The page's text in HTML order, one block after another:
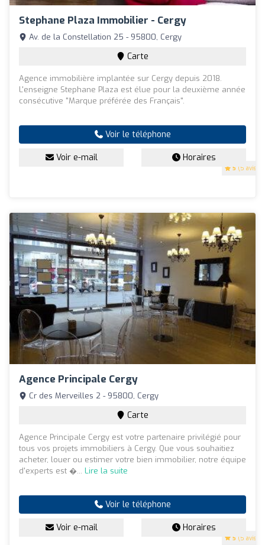
Stephane Plaza Immobilier - Cergy
5 (5 avis)
Av. de la Constellation 25 - 95800, Cergy
Carte
Agence immobilière implantée sur Cergy depuis 2018.
L'enseigne Stephane Plaza est élue pour la deuxième année
consécutive "Marque préférée des Français".
Voir le téléphone
Voir e-mail Horaires
Agence Principale Cergy
5 (5 avis)
Cr des Merveilles 2 - 95800, Cergy
Carte
Agence Principale Cergy est votre partenaire privilégié pour
tous vos projets immobiliers à Cergy. Que vous souhaitiez
acheter, louer ou estimer votre bien immobilier, notre équipe
d'experts est �... Lire la suite
Voir le téléphone
Voir e-mail Horaires